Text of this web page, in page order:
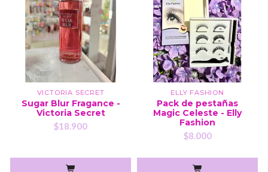
VICTORIA SECRET
Sugar Blur Fragance -
Victoria Secret
$18.900
ELLY FASHION
Pack de pestañas
Magic Celeste - Elly
Fashion
$8.000